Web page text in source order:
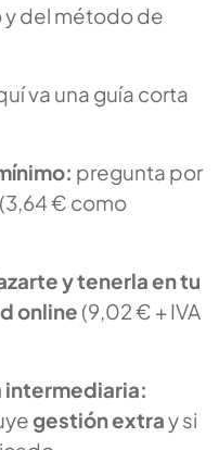
del método de
va una guía corta
pregunta por
(3,64 € como
y tenerla en tu
online (9,02 € + IVA
intermediaria:
gestión extray si